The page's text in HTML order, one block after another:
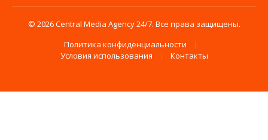
© 2026 Central Media Agency 24/7. Все права защищены.
Политика конфиденциальности
Условия использования
Контакты